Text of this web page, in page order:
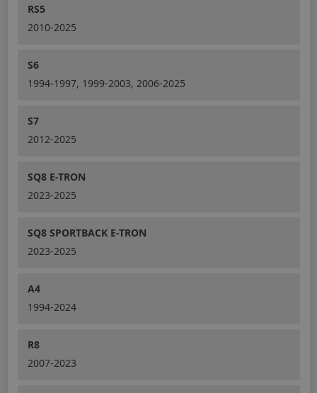
RS5
2010-2025
S6
1994-1997, 1999-2003, 2006-2025
S7
2012-2025
SQ8 E-TRON
2023-2025
SQ8 SPORTBACK E-TRON
2023-2025
A4
1994-2024
R8
2007-2023